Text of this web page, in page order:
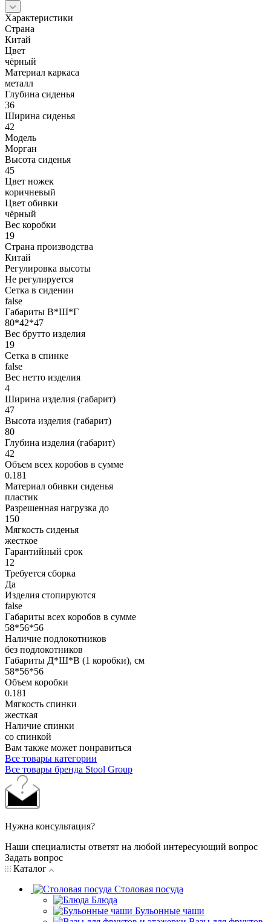
Характеристики
Страна
Китай
Цвет
чёрный
Материал каркаса
металл
Глубина сиденья
36
Ширина сиденья
42
Модель
Морган
Высота сиденья
45
Цвет ножек
коричневый
Цвет обивки
чёрный
Вес коробки
19
Страна производства
Китай
Регулировка высоты
Не регулируется
Сетка в сидении
false
Габариты В*Ш*Г
80*42*47
Вес брутто изделия
19
Сетка в спинке
false
Вес нетто изделия
4
Ширина изделия (габарит)
47
Высота изделия (габарит)
80
Глубина изделия (габарит)
42
Объем всех коробов в сумме
0.181
Материал обивки сиденья
пластик
Разрешенная нагрузка до
150
Мягкость сиденья
жесткое
Гарантийный срок
12
Требуется сборка
Да
Изделия стопируются
false
Габариты всех коробов в сумме
58*56*56
Наличие подлокотников
без подлокотников
Габариты Д*Ш*В (1 коробки), см
58*56*56
Объем коробки
0.181
Мягкость спинки
жесткая
Наличие спинки
со спинкой
Вам также может понравиться
Все товары категории
Все товары бренда Stool Group
Нужна консультация?
Наши специалисты ответят на любой интересующий вопрос
Задать вопрос
Каталог
Столовая посуда
Блюда
Бульонные чаши